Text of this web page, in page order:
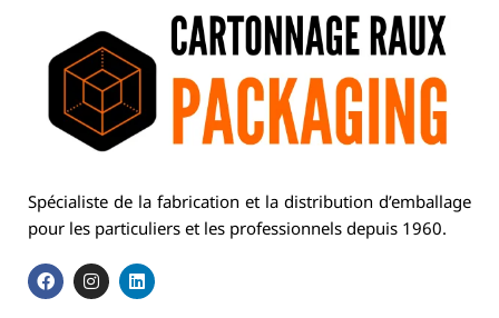
Spécialiste de la fabrication et la distribution d’emballage
pour les particuliers et les professionnels depuis 1960.